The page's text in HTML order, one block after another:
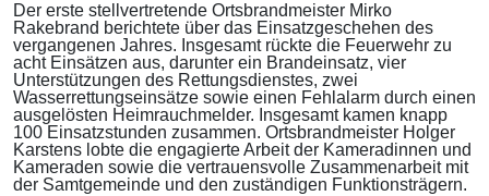
Der erste stellvertretende Ortsbrandmeister Mirko
Rakebrand berichtete über das Einsatzgeschehen des
vergangenen Jahres. Insgesamt rückte die Feuerwehr zu
acht Einsätzen aus, darunter ein Brandeinsatz, vier
Unterstützungen des Rettungsdienstes, zwei
Wasserrettungseinsätze sowie einen Fehlalarm durch einen
ausgelösten Heimrauchmelder. Insgesamt kamen knapp
100 Einsatzstunden zusammen. Ortsbrandmeister Holger
Karstens lobte die engagierte Arbeit der Kameradinnen und
Kameraden sowie die vertrauensvolle Zusammenarbeit mit
der Samtgemeinde und den zuständigen Funktionsträgern.